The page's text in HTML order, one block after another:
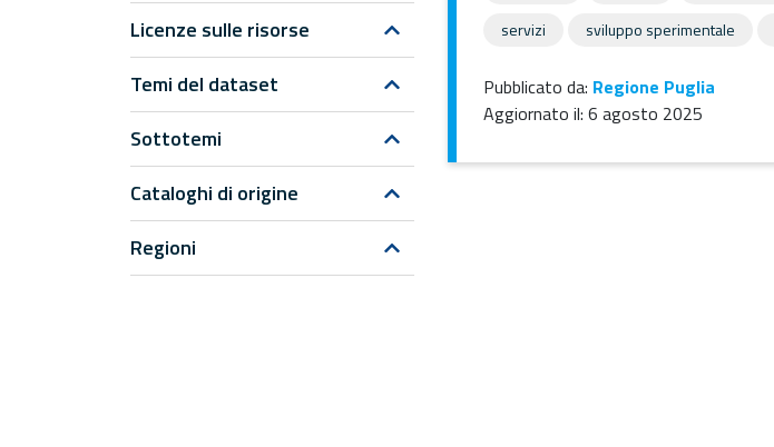
Licenze sulle risorse
Temi del dataset
Sottotemi
Cataloghi di origine
Regioni
servizi
sviluppo sperimentale
Pubblicato da: Regione Puglia
Aggiornato il: 6 agosto 2025